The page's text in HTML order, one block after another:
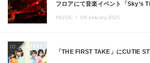
フロアにて音楽イベント「Sky‘s
MUSIC ・ 09.January.2025
03
「THE FIRST TAKE」にCUTIE